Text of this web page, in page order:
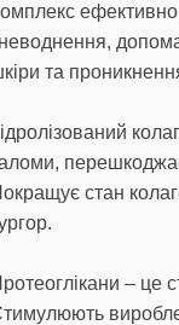
ефективно
та
стан
– це